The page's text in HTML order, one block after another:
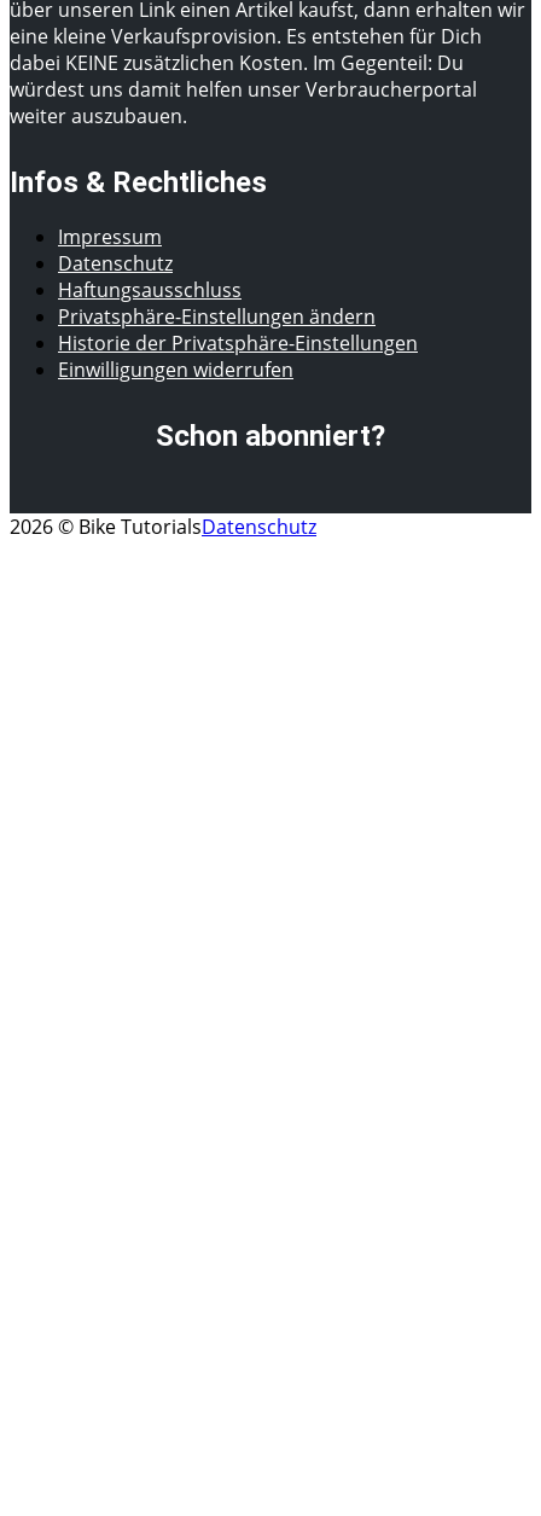
über unseren Link einen Artikel kaufst, dann erhalten wir
eine kleine Verkaufsprovision. Es entstehen für Dich
dabei KEINE zusätzlichen Kosten. Im Gegenteil: Du
würdest uns damit helfen unser Verbraucherportal
weiter auszubauen.
Infos & Rechtliches
Impressum
Datenschutz
Haftungsausschluss
Privatsphäre-Einstellungen ändern
Historie der Privatsphäre-Einstellungen
Einwilligungen widerrufen
Schon abonniert?
2026 © Bike TutorialsDatenschutz